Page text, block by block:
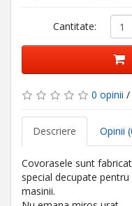
Cantitate:
0 opinii /
Descriere Opinii
Covorasele sunt
special decupate
masinii.